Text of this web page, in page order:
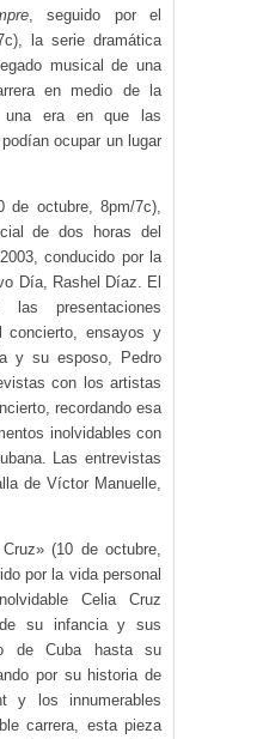
, seguido por el
la serie dramática
musical de una
en medio de la
una era en que las
ocupar un lugar
de octubre, 8pm/7c),
de dos horas del
conducido por la
Día, Rashel Díaz. El
presentaciones
concierto, ensayos y
y su esposo, Pedro
con los artistas
recordando esa
inolvidables con
Las entrevistas
de Víctor Manuelle,
(10 de octubre,
por la vida personal
Celia Cruz
su infancia y sus
de Cuba hasta su
por su historia de
y los innumerables
carrera, esta pieza